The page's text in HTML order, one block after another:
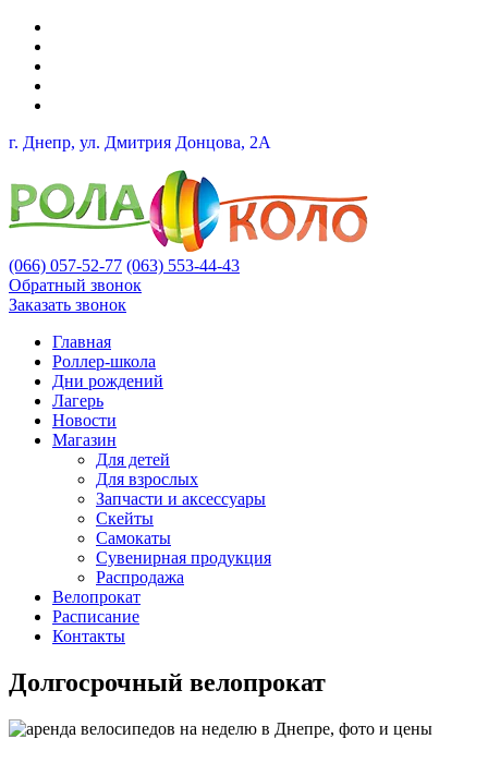
г. Днепр, ул. Дмитрия Донцова, 2A
(066) 057-52-77 (063) 553-44-43
Обратный звонок
Заказать звонок
Главная
Роллер-школа
Дни рождений
Лагерь
Новости
Магазин
Для детей
Для взрослых
Запчасти и аксессуары
Скейты
Самокаты
Сувенирная продукция
Распродажа
Велопрокат
Расписание
Контакты
Долгосрочный велопрокат